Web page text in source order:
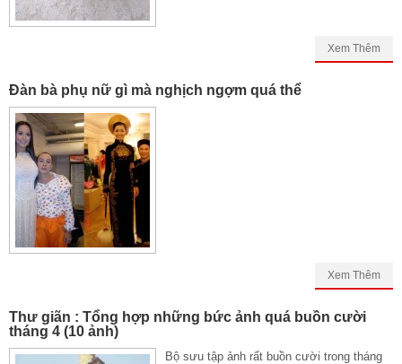
Xem Thêm
Đàn bà phụ nữ gì mà nghịch ngợm quá thể
Xem Thêm
Thư giãn : Tổng hợp những bức ảnh quá buồn cười
tháng 4 (10 ảnh)
Bộ sưu tập ảnh rất buồn cười trong tháng